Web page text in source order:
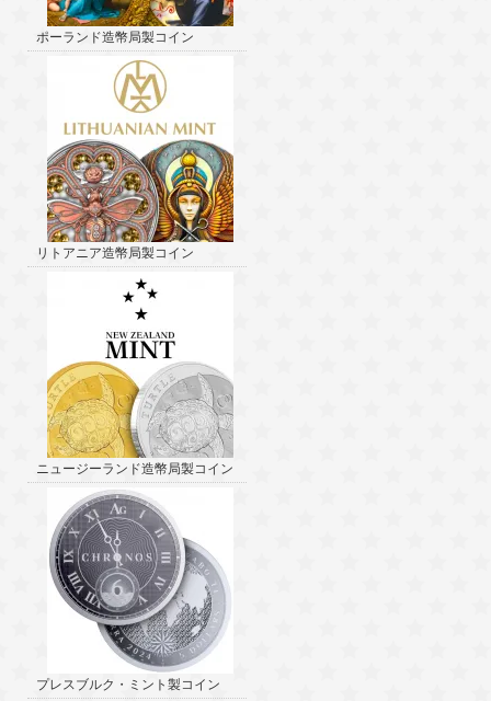
ポーランド造幣局製コイン
リトアニア造幣局製コイン
ニュージーランド造幣局製コイン
プレスブルク・ミント製コイン